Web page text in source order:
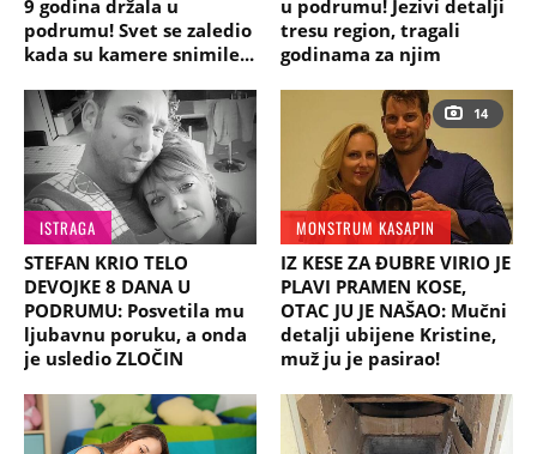
9 godina držala u
podrumu! Svet se zaledio
kada su kamere snimile...
u podrumu! Jezivi detalji
tresu region, tragali
godinama za njim
ISTRAGA
STEFAN KRIO TELO
DEVOJKE 8 DANA U
PODRUMU: Posvetila mu
ljubavnu poruku, a onda
je usledio ZLOČIN
14
MONSTRUM KASAPIN
IZ KESE ZA ĐUBRE VIRIO JE
PLAVI PRAMEN KOSE,
OTAC JU JE NAŠAO: Mučni
detalji ubijene Kristine,
muž ju je pasirao!